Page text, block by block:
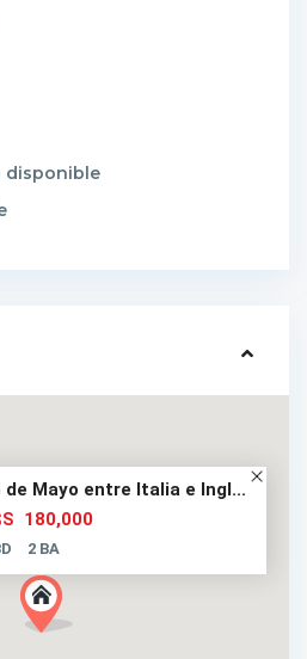
disponible
de Mayo entre Italia e Ingl...
180,000
2 BA